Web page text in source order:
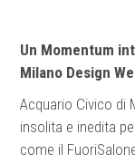
Un Momentum
Milano Design
Acquario Civico di
insolita e inedita
come il